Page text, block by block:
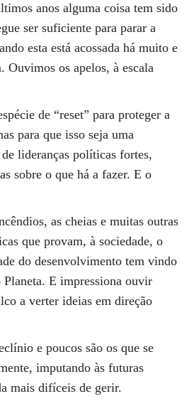
anos alguma coisa tem sido
ser suficiente para parar a
esta está acossada há muito e
Ouvimos os apelos, à escala
de “reset” para proteger a
para que isso seja uma
lideranças políticas fortes,
sobre o que há a fazer. E o
as cheias e muitas outras
que provam, à sociedade, o
do desenvolvimento tem vindo
E impressiona ouvir
a verter ideias em direção
e poucos são os que se
imputando às futuras
mais difíceis de gerir.